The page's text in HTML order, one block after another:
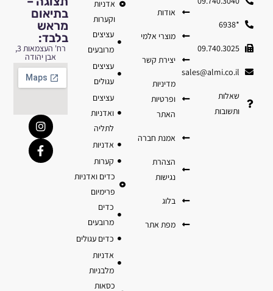
בתיאום
מראש
בלבד:
רח' העצמאות 3,
אבן יהודה
אדניות
וקערות
עציצים
מרובעים
עציצים
עגולים
עציצים
ואדניות
לתליה
אדניות
קערות
כדים ואדניות
פרימיום
כדים
מרובעים
כדים עגולים
אדניות
מלבניות
כסאות
אודות
מוצרי אלמי
יצירת קשר
מדיניות
ופרטיות
האתר
אמנת חברה
הצהרת
נגישות
בלוג
מפת אתר
*6938
09.740.3025
sales@almi.co.il
שאלות
ותשובות